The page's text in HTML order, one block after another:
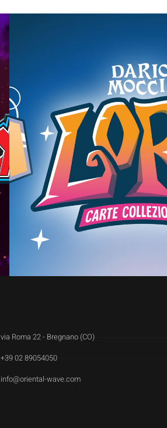
via Roma 22 - Bregnano (CO)
+39 02 89054050
info@oriental-wave.com